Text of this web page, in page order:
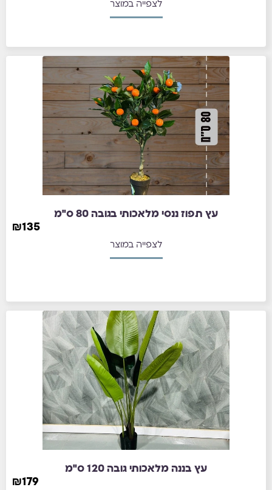
לצפייה במוצר
עץ תפוז ננסי מלאכותי בגובה 80 ס"מ
₪135
לצפייה במוצר
עץ בננה מלאכותי גובה 120 ס"מ
₪179